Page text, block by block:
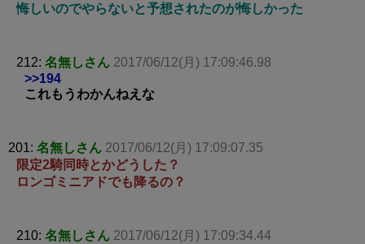
悔しいのでやらないと予想されたのが悔しかった
212: 名無しさん 2017/06/12(月) 17:09:46.98
>>194
これもうわかんねえな
201: 名無しさん 2017/06/12(月) 17:09:07.35
限定2騎同時とかどうした？
ロンゴミニアドでも降るの？
210: 名無しさん 2017/06/12(月) 17:09:34.44